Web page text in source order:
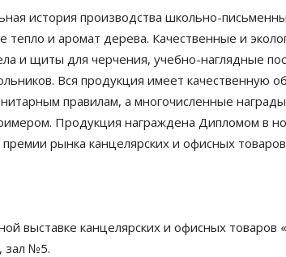
история производства школьно-
и аромат дерева. Качественные и
и щиты для черчения, учебно-наглядные
Вся продукция имеет качественную
правилам, а многочисленные
Продукция награждена Дипломом в
рынка канцелярских и офисных товаров
канцелярских и офисных товаров
зал №5.